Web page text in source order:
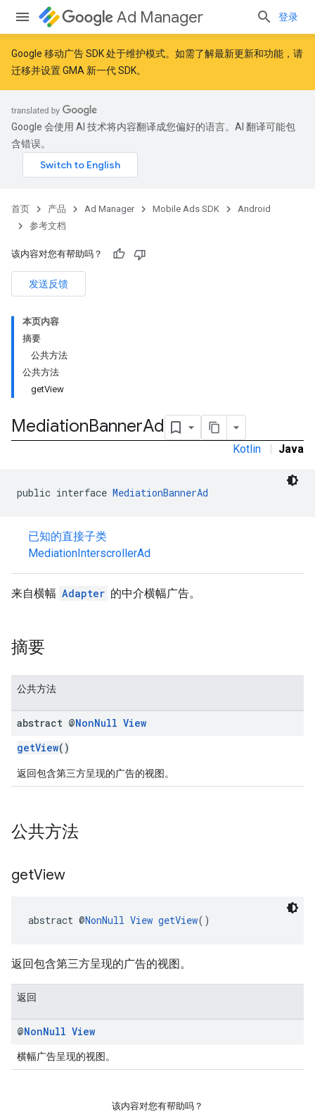
Ad Manager 登录
Google 移动广告 SDK 处于维护模式。如需了解最新更新和功能，请
迁移并设置 GMA 新一代 SDK。
Google 会使用 AI 技术将内容翻译成您偏好的语言。AI 翻译可能包
含错误。
首页 产品 Ad Manager Mobile Ads SDK
Android
参考文档
该内容对您有帮助吗？
发送反馈
本页内容
摘要
公共方法
公共方法
getView
MediationBannerAd
Kotlin | Java
public interface MediationBannerAd
已知的直接子类
MediationInterscrollerAd
来自横幅 Adapter 的中介横幅广告。
摘要
公共方法
abstract @NonNull View
getView()
返回包含第三方呈现的广告的视图。
公共方法
getView
abstract @NonNull View getView()
返回包含第三方呈现的广告的视图。
返回
@NonNull View
横幅广告呈现的视图。
该内容对您有帮助吗？